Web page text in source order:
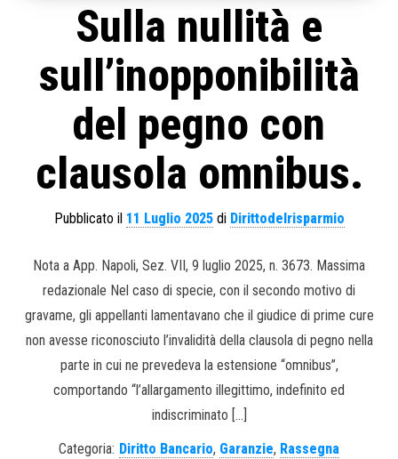
Sulla nullità e
sull’inopponibilità
del pegno con
clausola omnibus.
Pubblicato il 11 Luglio 2025di Dirittodelrisparmio
Nota a App. Napoli, Sez. VII, 9 luglio 2025, n. 3673. Massima
redazionale Nel caso di specie, con il secondo motivo di
gravame, gli appellanti lamentavano che il giudice di prime cure
non avesse riconosciuto l’invalidità della clausola di pegno nella
parte in cui ne prevedeva la estensione “omnibus”,
comportando “l’allargamento illegittimo, indefinito ed
indiscriminato […]
Categoria: Diritto Bancario, Garanzie, Rassegna